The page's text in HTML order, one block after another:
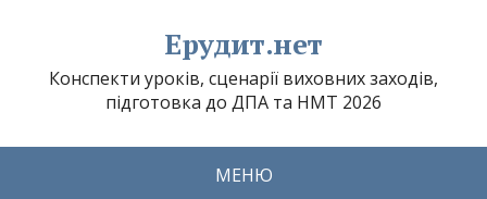
Ерудит.нет
Конспекти уроків, сценарії виховних заходів,
підготовка до ДПА та НМТ 2026
МЕНЮ